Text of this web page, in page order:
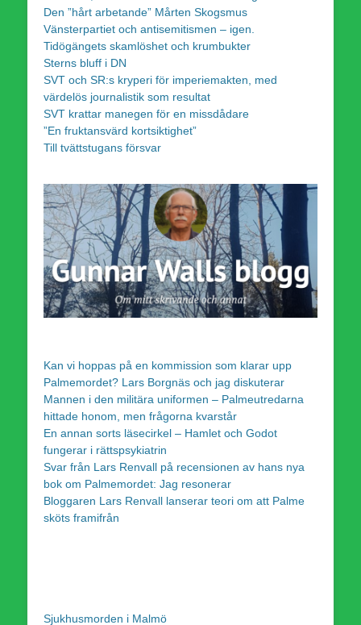
Den ”hårt arbetande” Mårten Skogsmus
Vänsterpartiet och antisemitismen – igen.
Tidögängets skamlöshet och krumbukter
Sterns bluff i DN
SVT och SR:s kryperi för imperiemakten, med
värdelös journalistik som resultat
SVT krattar manegen för en missdådare
”En fruktansvärd kortsiktighet”
Till tvättstugans försvar
Kan vi hoppas på en kommission som klarar upp
Palmemordet? Lars Borgnäs och jag diskuterar
Mannen i den militära uniformen – Palmeutredarna
hittade honom, men frågorna kvarstår
En annan sorts läsecirkel – Hamlet och Godot
fungerar i rättspsykiatrin
Svar från Lars Renvall på recensionen av hans nya
bok om Palmemordet: Jag resonerar
Bloggaren Lars Renvall lanserar teori om att Palme
sköts framifrån
Sjukhusmorden i Malmö